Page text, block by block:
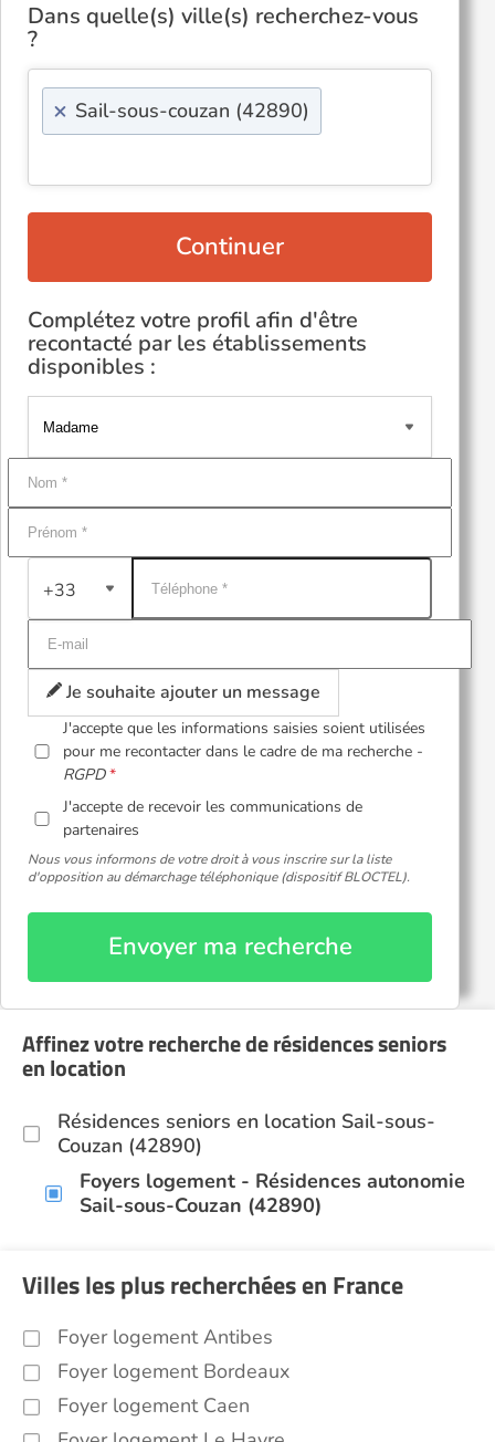
Dans quelle(s) ville(s) recherchez-vous
?
× Sail-sous-couzan (42890)
Continuer
Complétez votre profil afin d'être
recontacté par les établissements
disponibles :
+33
Je souhaite ajouter un message
J'accepte que les informations saisies soient utilisées
pour me recontacter dans le cadre de ma recherche -
RGPD
J'accepte de recevoir les communications de
partenaires
Nous vous informons de votre droit à vous inscrire sur la liste
d'opposition au démarchage téléphonique (dispositif BLOCTEL).
Envoyer ma recherche
Affinez votre recherche de résidences seniors
en location
Résidences seniors en location Sail-sous-
Couzan (42890)
Foyers logement - Résidences autonomie
Sail-sous-Couzan (42890)
Villes les plus recherchées en France
Foyer logement Antibes
Foyer logement Bordeaux
Foyer logement Caen